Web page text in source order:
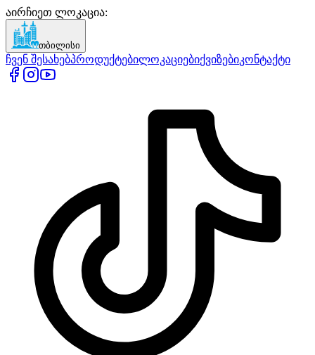
აირჩიეთ ლოკაცია:
თბილისი
ჩვენ შესახებპროდუქტებილოკაციებიქვიზებიკონტაქტი